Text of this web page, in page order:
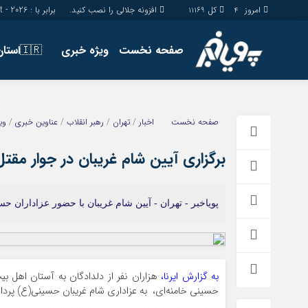
کل 11169 امروز 4 افزونه جلالی را نصب کنید. برابر با : Friday - 7 - August - 2026
صفحه نخست ویژه خبری 🇮🇷استان ها
اقتصاد
گالری فیلم
حساب مشتری
صفحه نخست اخبار / تهران / رهبر انقلاب / عناوین خبری /
برگزاری آیین شام غریبان در جوار
پویاخبر - تهران - آیین شام غریبان با حضور عزاداران
به گزارش ایرنا، هزاران نفر از دلدادگان به آستان
حسینی خامنه‌ای، ‌ به عزاداری شام غریبان حسینی(ع)